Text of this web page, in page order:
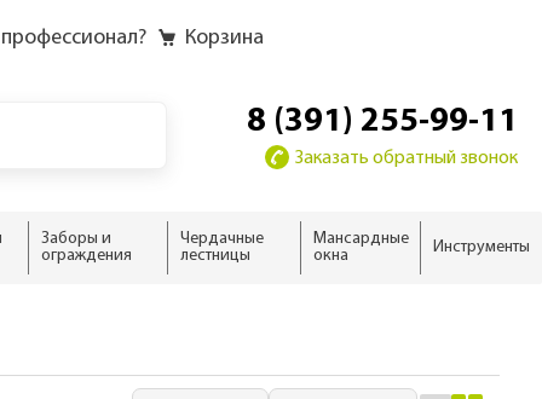
Корзина
8 (391) 255-99-11
Заказать обратный звонок
Заборы и
ограждения
Чердачные
лестницы
Мансардные
окна
Инструменты